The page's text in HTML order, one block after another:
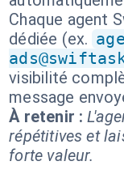
Chaque agent
dédiée (ex.
visibilité
message
À retenir :
répétitives et
forte valeur.